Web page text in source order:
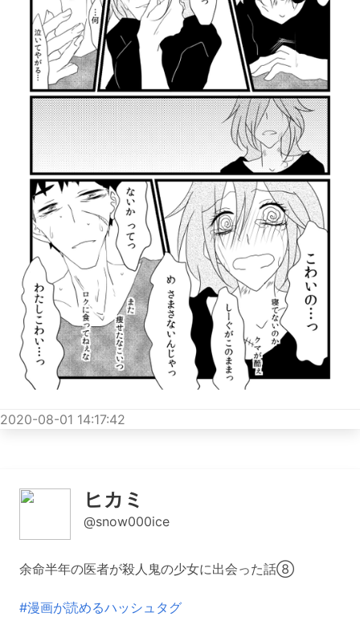
2020-08-01 14:17:42
ヒカミ
@snow000ice
余命半年の医者が殺人鬼の少女に出会った話⑧
#漫画が読めるハッシュタグ